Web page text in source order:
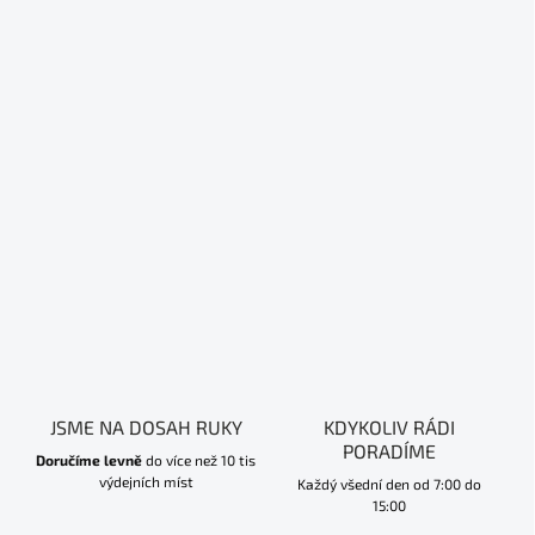
JSME NA DOSAH RUKY
Doručíme levně do více než 10 tis
výdejních míst
KDYKOLIV RÁDI
PORADÍME
Každý všední den od 7:00 do
15:00